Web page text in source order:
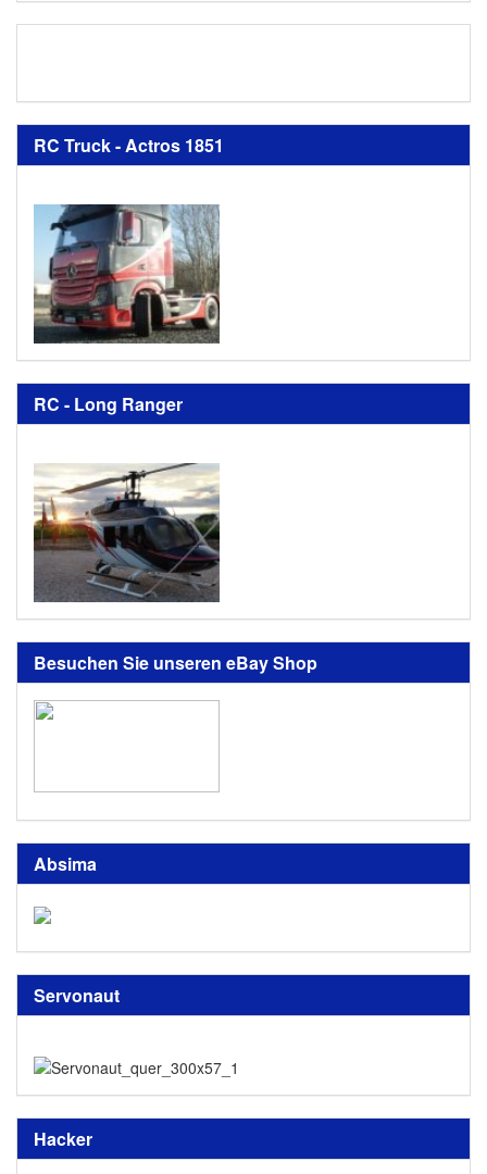
RC Truck - Actros 1851
RC - Long Ranger
Besuchen Sie unseren eBay Shop
Absima
Servonaut
Hacker